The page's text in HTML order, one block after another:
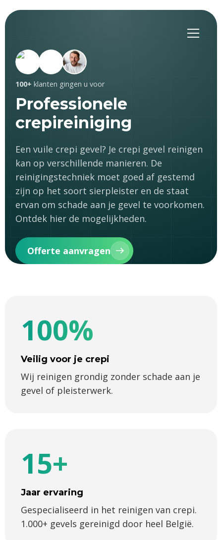
100+ klanten gingen u voor
Professionele
crepireiniging
Een vuile crepi gevel? Je crepi gevel reinigen
kan op verschillende manieren. De
reinigingstechniek moet goed af gestemd
zijn op het soort sierpleister en de staat
ervan om schade aan je gevel te voorkomen.
Ontdek hier de mogelijkheden.
Offerte aanvragen
100%
Veilig voor je crepi
Wij reinigen grondig zonder schade aan je
gevel of pleisterwerk.
15+
Jaar ervaring
Gespecialiseerd in het reinigen van crepi.
1.000+ gevels gereinigd door heel België.